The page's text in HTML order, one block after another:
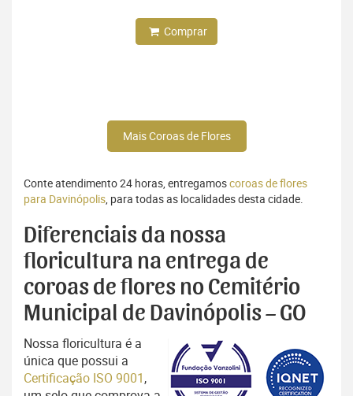
Comprar
Mais Coroas de Flores
Conte atendimento 24 horas, entregamoscoroas de flores
para Davinópolis, para todas as localidades desta cidade.
Diferenciais da nossa
floricultura na entrega de
coroas de flores no Cemitério
Municipal de Davinópolis – GO
Nossa floricultura é a
única que possui a
Certificação ISO 9001,